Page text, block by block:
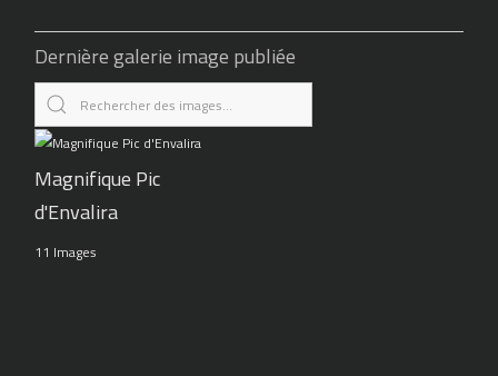
Dernière galerie image publiée
Magnifique Pic
d'Envalira
11 Images